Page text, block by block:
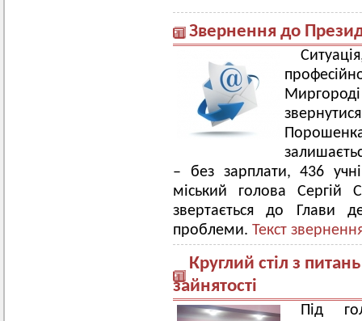
Звернення до
– без зарплати, 436
міський голова Сергій
звертається до Глави
проблеми. Текст
Круглий стіл з
зайнятості
Під